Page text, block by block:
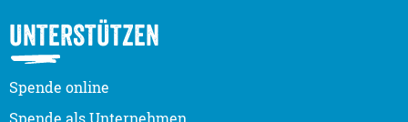
UNTERSTÜTZEN
Spende online